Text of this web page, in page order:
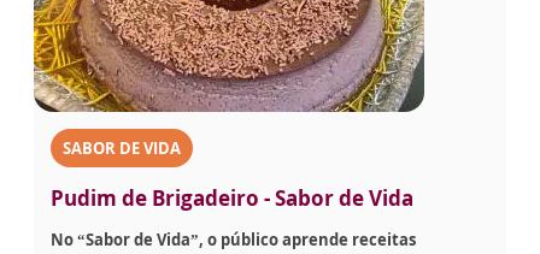
SABOR DE VIDA
Pudim de Brigadeiro - Sabor de Vida
No “Sabor de Vida”, o público aprende receitas